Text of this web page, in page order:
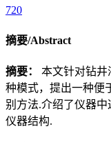
720
摘要/Abstract
摘要： 本文针对钻井
种模式，提出一种便
别方法.介绍了仪器
仪器结构.